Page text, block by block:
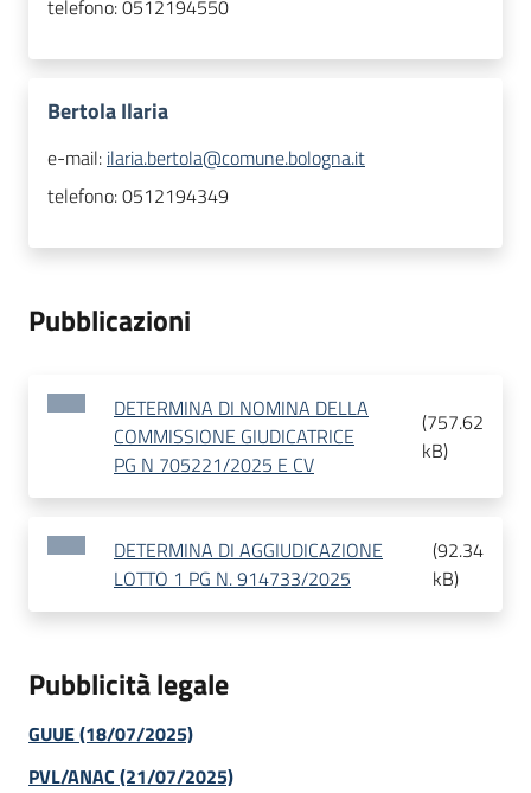
telefono:0512194550
Bertola Ilaria
e-mail: ilaria.bertola@comune.bologna.it
telefono:0512194349
Pubblicazioni
DETERMINA DI NOMINA DELLA
COMMISSIONE GIUDICATRICE
PG N 705221/2025 E CV
(757.62
kB)
DETERMINA DI AGGIUDICAZIONE
LOTTO 1 PG N. 914733/2025
(92.34
kB)
Pubblicità legale
GUUE (18/07/2025)
PVL/ANAC (21/07/2025)